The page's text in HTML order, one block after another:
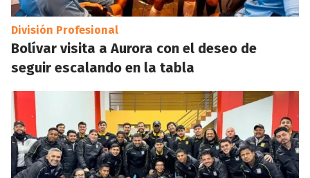
División Profesional
Bolívar visita a Aurora con el deseo de
seguir escalando en la tabla